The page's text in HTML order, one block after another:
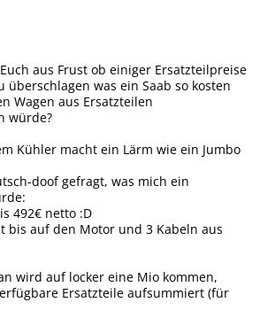
aus Frust ob einiger Ersatzteilpreise
überschlagen was ein Saab so kosten
Wagen aus Ersatzteilen
würde?
Kühler macht ein Lärm wie ein Jumbo
doof gefragt, was mich ein
492€ netto :D
bis auf den Motor und 3 Kabeln aus
wird auf locker eine Mio kommen,
Ersatzteile aufsummiert (für